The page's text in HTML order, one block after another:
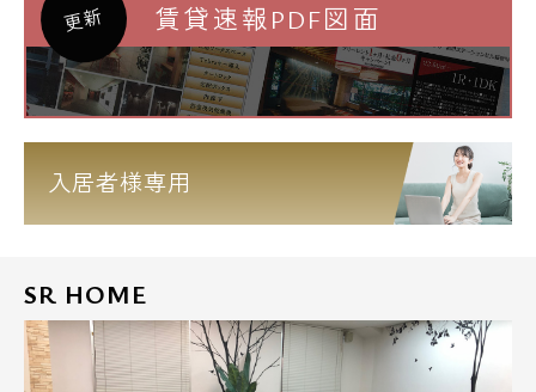
更新 賃貸速報PDF図面
入居者様専用
SR HOME